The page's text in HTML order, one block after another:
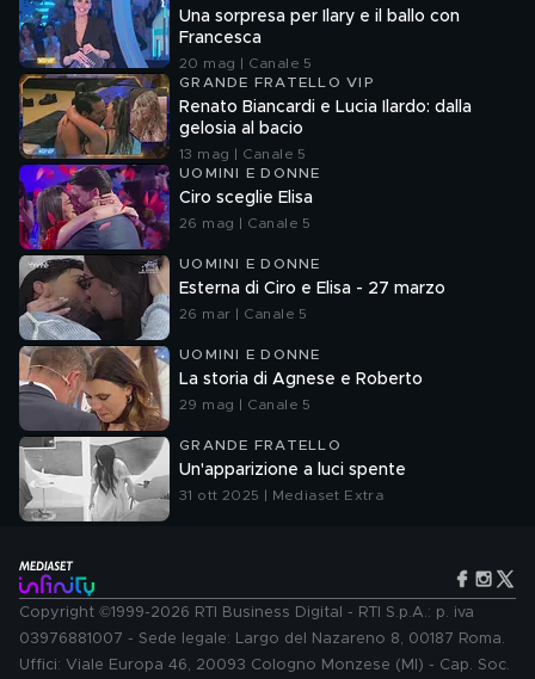
Una sorpresa per Ilary e il ballo con
Francesca
20 mag | Canale 5
GRANDE FRATELLO VIP
Renato Biancardi e Lucia Ilardo: dalla
gelosia al bacio
13 mag | Canale 5
UOMINI E DONNE
Ciro sceglie Elisa
26 mag | Canale 5
UOMINI E DONNE
Esterna di Ciro e Elisa - 27 marzo
26 mar | Canale 5
UOMINI E DONNE
La storia di Agnese e Roberto
29 mag | Canale 5
GRANDE FRATELLO
Un'apparizione a luci spente
31 ott 2025 | Mediaset Extra
Copyright ©1999-2026 RTI Business Digital - RTI S.p.A.: p. iva
03976881007 - Sede legale: Largo del Nazareno 8, 00187 Roma.
Uffici: Viale Europa 46, 20093 Cologno Monzese (MI) - Cap. Soc.